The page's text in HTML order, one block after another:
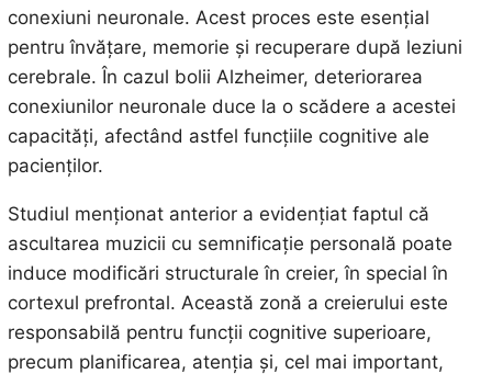
conexiuni neuronale. Acest proces este esențial
pentru învățare, memorie și recuperare după leziuni
cerebrale. În cazul bolii Alzheimer, deteriorarea
conexiunilor neuronale duce la o scădere a acestei
capacități, afectând astfel funcțiile cognitive ale
pacienților.
Studiul menționat anterior a evidențiat faptul că
ascultarea muzicii cu semnificație personală poate
induce modificări structurale în creier, în special în
cortexul prefrontal. Această zonă a creierului este
responsabilă pentru funcții cognitive superioare,
precum planificarea, atenția și, cel mai important,